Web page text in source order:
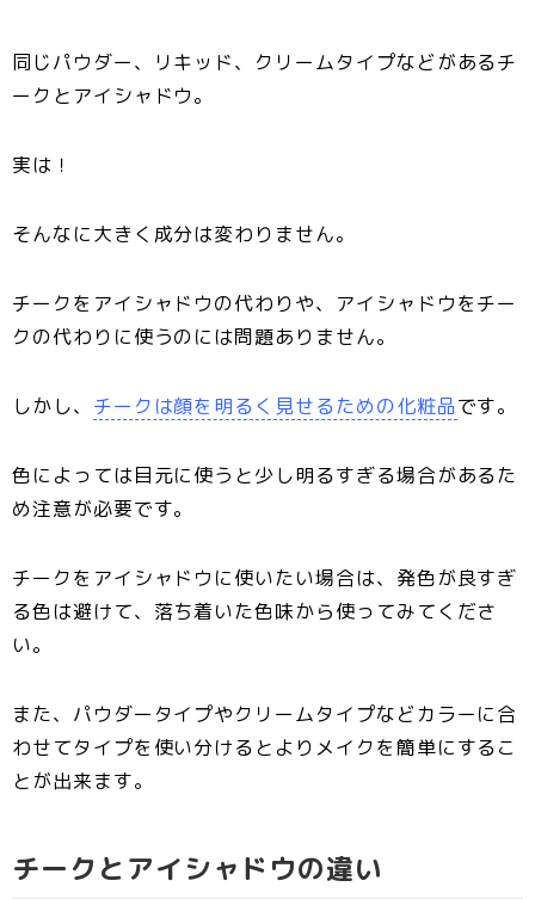
同じパウダー、リキッド、クリームタイプなどがあるチ
ークとアイシャドウ。
実は！
そんなに大きく成分は変わりません。
チークをアイシャドウの代わりや、アイシャドウをチー
クの代わりに使うのには問題ありません。
しかし、 チークは顔を明るく見せるための化粧品です。
色によっては目元に使うと少し明るすぎる場合があるた
め注意が必要です。
チークをアイシャドウに使いたい場合は、発色が良すぎ
る色は避けて、落ち着いた色味から使ってみてくださ
い。
また、パウダータイプやクリームタイプなどカラーに合
わせてタイプを使い分けるとよりメイクを簡単にするこ
とが出来ます。
チークとアイシャドウの違い